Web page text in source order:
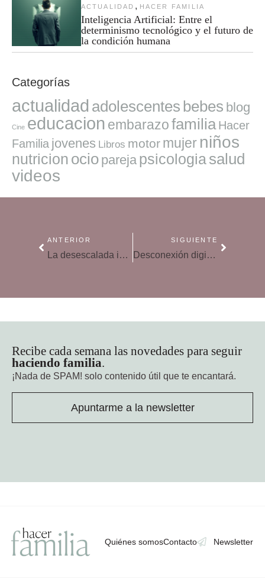
ACTUALIDAD , HACER FAMILIA
Inteligencia Artificial: Entre el
determinismo tecnológico y el futuro de
la condición humana
Categorías
actualidad adolescentes bebes blog
Cine educacion embarazofamilia Hacer
Familia jovenes Libros motor mujer niños
nutricion ocio pareja psicologiasalud
videos
ANTERIOR
La desescalada impulsa el consumo de las familias en España
SIGUIENTE
Desconexión digital: este verano practica el modo avión
Recibe cada semana las novedades para seguir
haciendo familia.
¡Nada de SPAM! solo contenido útil que te encantará.
Apuntarme a la newsletter
Quiénes somosContacto Newsletter